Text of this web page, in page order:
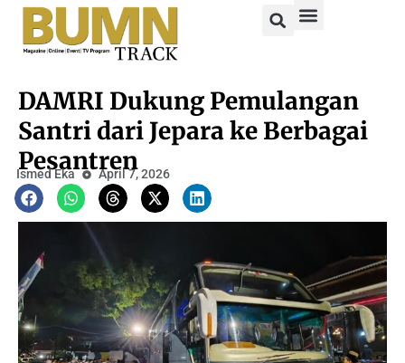
DAMRI Dukung Pemulangan
Santri dari Jepara ke Berbagai
Pesantren
Ismed Eka April 7, 2026